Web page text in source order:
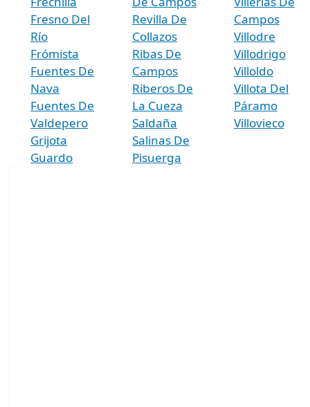
Fresno Del
Río
Frómista
Fuentes De
Nava
Fuentes De
Valdepero
Grijota
Guardo
Revilla De
Collazos
Ribas De
Campos
Riberos De
La Cueza
Saldaña
Salinas De
Pisuerga
Campos
Villodre
Villodrigo
Villoldo
Villota Del
Páramo
Villovieco